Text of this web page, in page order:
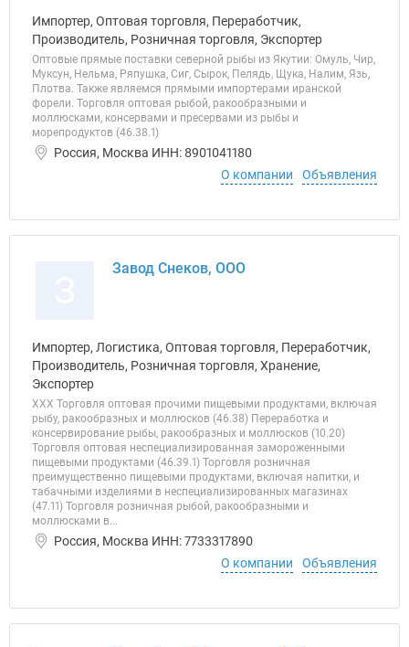
Импортер, Оптовая торговля, Переработчик,
Производитель, Розничная торговля, Экспортер
Оптовые прямые поставки северной рыбы из Якутии: Омуль, Чир,
Муксун, Нельма, Ряпушка, Сиг, Сырок, Пелядь, Щука, Налим, Язь,
Плотва. Также являемся прямыми импортерами иранской
форели. Торговля оптовая рыбой, ракообразными и
моллюсками, консервами и пресервами из рыбы и
морепродуктов (46.38.1)
Россия, Москва ИНН: 8901041180
О компании
Объявления
Завод Снеков, ООО
Импортер, Логистика, Оптовая торговля, Переработчик,
Производитель, Розничная торговля, Хранение,
Экспортер
ХХХ Торговля оптовая прочими пищевыми продуктами, включая
рыбу, ракообразных и моллюсков (46.38) Переработка и
консервирование рыбы, ракообразных и моллюсков (10.20)
Торговля оптовая неспециализированная замороженными
пищевыми продуктами (46.39.1) Торговля розничная
преимущественно пищевыми продуктами, включая напитки, и
табачными изделиями в неспециализированных магазинах
(47.11) Торговля розничная рыбой, ракообразными и
моллюсками в...
Россия, Москва ИНН: 7733317890
О компании
Объявления